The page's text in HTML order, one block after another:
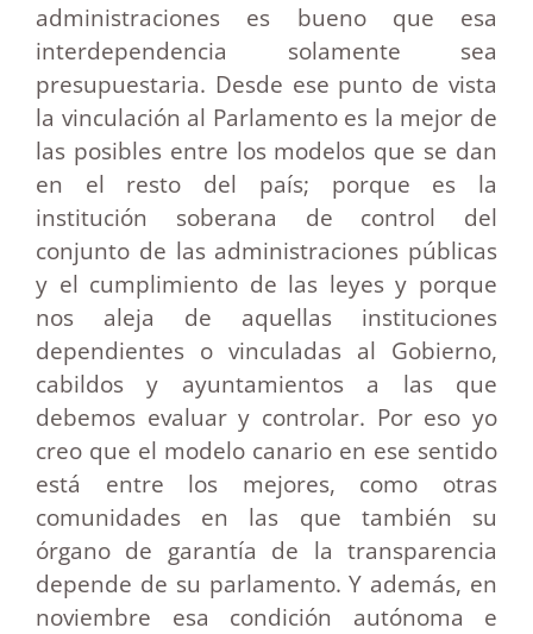
administraciones es bueno que esa
interdependencia solamente sea
presupuestaria. Desde ese punto de vista
la vinculación al Parlamento es la mejor de
las posibles entre los modelos que se dan
en el resto del país; porque es la
institución soberana de control del
conjunto de las administraciones públicas
y el cumplimiento de las leyes y porque
nos aleja de aquellas instituciones
dependientes o vinculadas al Gobierno,
cabildos y ayuntamientos a las que
debemos evaluar y controlar. Por eso yo
creo que el modelo canario en ese sentido
está entre los mejores, como otras
comunidades en las que también su
órgano de garantía de la transparencia
depende de su parlamento. Y además, en
noviembre esa condición autónoma e